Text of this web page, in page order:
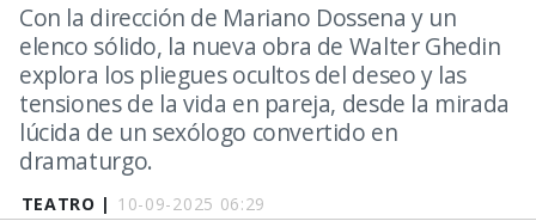
TEATRO | 10-09-2025 06:29
Con la dirección de Mariano Dossena y un
elenco sólido, la nueva obra de Walter Ghedin
explora los pliegues ocultos del deseo y las
tensiones de la vida en pareja, desde la mirada
lúcida de un sexólogo convertido en
dramaturgo.